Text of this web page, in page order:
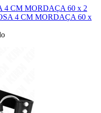
CM MORDAÇA 60 x 2
4 CM MORDAÇA 60 x